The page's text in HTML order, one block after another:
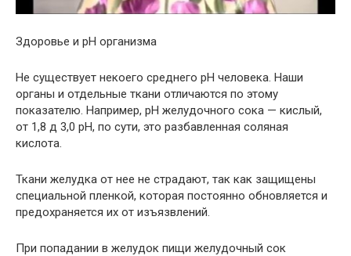
Здоровье и рН организма
Не существует некоего среднего рН человека. Наши
органы и отдельные ткани отличаются по этому
показателю. Например, рН желудочного сока — кислый,
от 1,8 д 3,0 рН, по сути, это разбавленная соляная
кислота.
Ткани желудка от нее не страдают, так как защищены
специальной пленкой, которая постоянно обновляется и
предохраняется их от изъязвлений.
При попадании в желудок пищи желудочный сок